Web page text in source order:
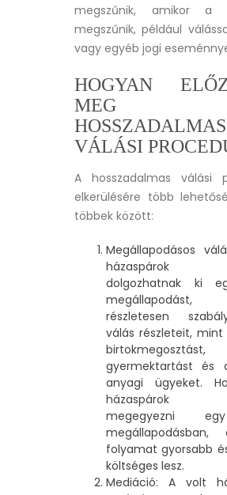
megszűnik, amikor a
megszűnik, például
vagy egyéb jogi
HOGYAN
MEG
HOSSZADALMAS
VÁLÁSI
A hosszadalmas válási
elkerülésére több
többek között:
Megállapodásos
házaspárok
dolgozhatnak ki
részletesen
válás részleteit, mint
gyermektartást és
anyagi ügyeket.
házaspárok
megegyezni
folyamat gyorsabb
költséges lesz.
Mediáció: A volt